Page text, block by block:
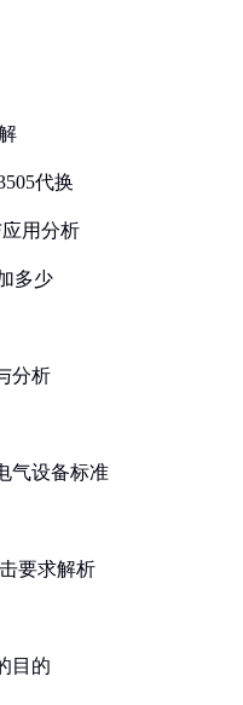
代换
用分析
多少
分析
气设备标准
要求解析
目的